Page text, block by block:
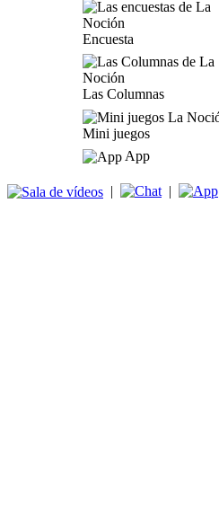
Encuesta
Las Columnas
Mini juegos
App
| |